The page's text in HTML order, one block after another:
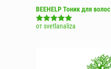
BEEHELP Тоник для волос
Оценка5из
от svetlanaliza